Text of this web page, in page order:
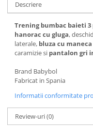
Pijamale
Pulovere/Bolero tricot
Rochite maneca lunga
Rochite maneca scurta
Set 2/3 piese maneca
Set tricou maneca scurta/
Trening 2/3 piese
Tricouri maneca lunga
Tricouri/bluze maneca
Descriere
Trening bumbac baieti 3
hanorac cu gluga,
laterale, bluza cu
caramizie si pantalon gri
Brand Babybol
Fabricat in Spania
Informatii conformitate
Review-uri(0)